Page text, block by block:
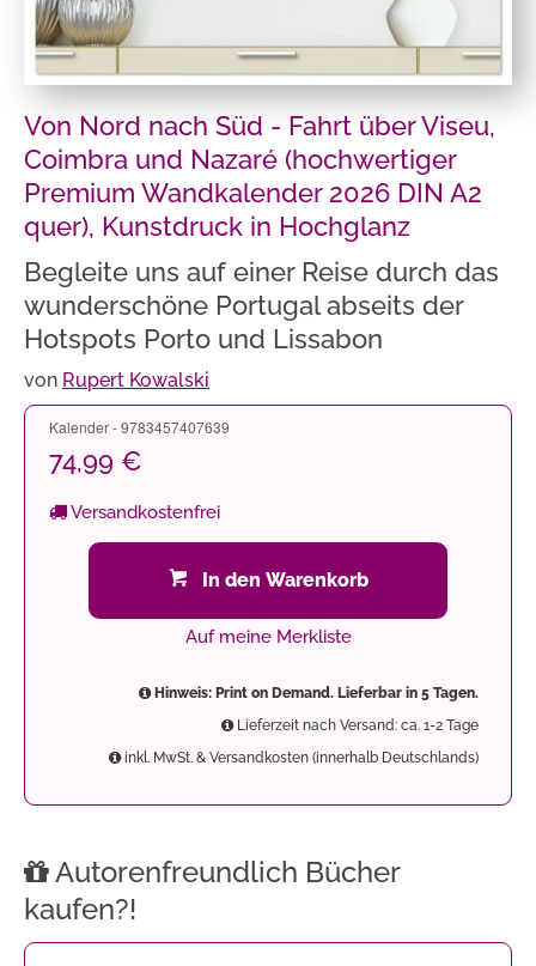
Von Nord nach Süd - Fahrt über Viseu,
Coimbra und Nazaré (hochwertiger
Premium Wandkalender 2026 DIN A2
quer), Kunstdruck in Hochglanz
Begleite uns auf einer Reise durch das
wunderschöne Portugal abseits der
Hotspots Porto und Lissabon
von Rupert Kowalski
Kalender - 9783457407639
74,99 €
Versandkostenfrei
In den Warenkorb
Auf meine Merkliste
Hinweis: Print on Demand. Lieferbar in 5 Tagen.
Lieferzeit nach Versand: ca. 1-2 Tage
inkl. MwSt. & Versandkosten (innerhalb Deutschlands)
Autorenfreundlich Bücher
kaufen?!